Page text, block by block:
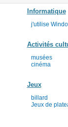
Informatique
j'utilise
Activités
musées
cinéma
Jeux
billard
Jeux de